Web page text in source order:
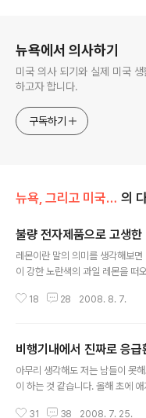
뉴욕에서 의사하기
미국 의사 되기와 실제 미국
하고자 합니다.
구독하기
뉴욕, 그리고 미국 생활 이야기 의
불량 전자제품으로 고생한
레몬이란 말의 의미를 생각해보
이 강한 노란색의 과일 레몬을 떠
흥미롭게도 레몬(lemon)이란 말이
일은 아니어서 그랬는지 그냥 맛으
하지 않았지만 뭔가 고급 과일로
하는 고급스러움과 결함이 있는
레몬일까 미국 친구들에게 한번은
18 28 2008. 8. 7.
비행기내에서 진짜로 응
아무리 생각해도 저는 남들이 못
이 하는 것 같습니다. 올해 초에
31 38 2008. 7. 25.